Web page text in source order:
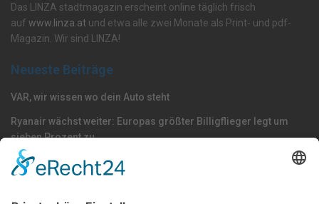
Das LINZA stadtmagazin erscheint online täglich frisch
auf www.linza.at und etwa alle zwei Monate als Print- und pdf-
Magazin. Wir sind LINZA!
Neueste Beiträge
VAR, wir wissen wo dein Auto steht
Ryanair wächst weiter: Europas größter Billigflieger legt um
sieben Prozent zu
Die Blau-Weißen kochen wieder mit Stahl